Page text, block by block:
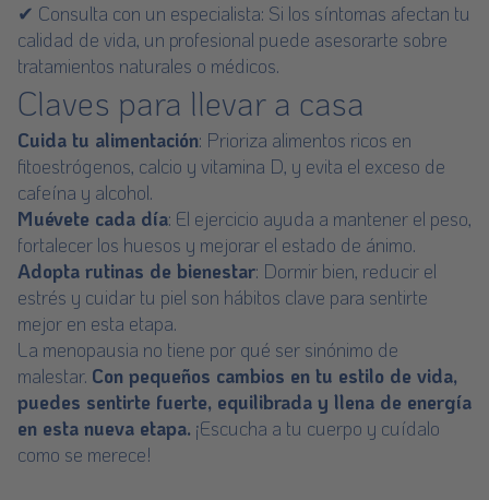
✔ Consulta con un especialista: Si los síntomas afectan tu
calidad de vida, un profesional puede asesorarte sobre
tratamientos naturales o médicos.
Claves para llevar a casa
Cuida tu alimentación: Prioriza alimentos ricos en
fitoestrógenos, calcio y vitamina D, y evita el exceso de
cafeína y alcohol.
Muévete cada día: El ejercicio ayuda a mantener el peso,
fortalecer los huesos y mejorar el estado de ánimo.
Adopta rutinas de bienestar: Dormir bien, reducir el
estrés y cuidar tu piel son hábitos clave para sentirte
mejor en esta etapa.
La menopausia no tiene por qué ser sinónimo de
malestar. Con pequeños cambios en tu estilo de vida,
puedes sentirte fuerte, equilibrada y llena de energía
en esta nueva etapa. ¡Escucha a tu cuerpo y cuídalo
como se merece!